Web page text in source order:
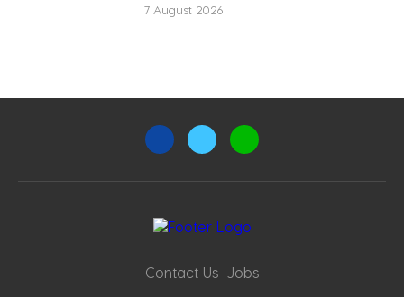
7 August 2026
Contact Us Jobs